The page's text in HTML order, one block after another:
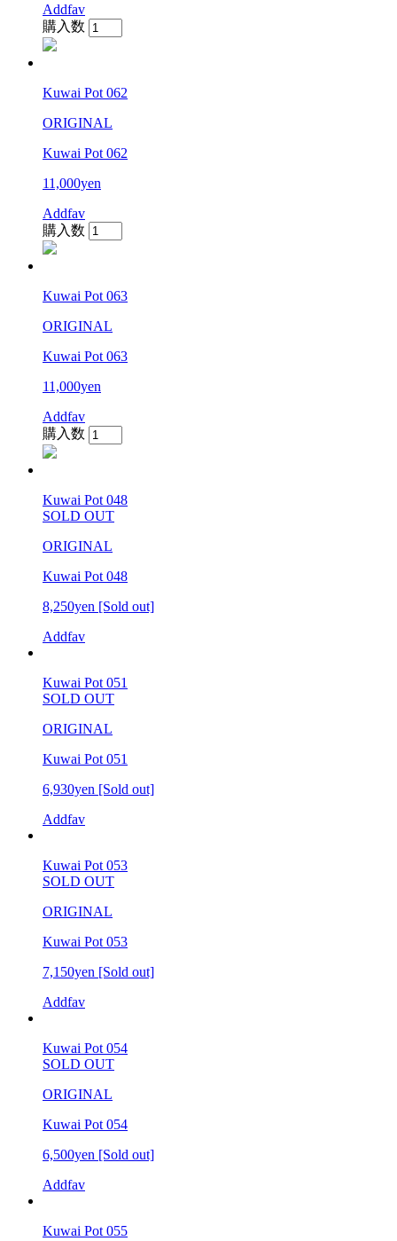
Addfav
購入数
Kuwai Pot 062
ORIGINAL
Kuwai Pot 062
11,000yen
Addfav
購入数
Kuwai Pot 063
ORIGINAL
Kuwai Pot 063
11,000yen
Addfav
購入数
Kuwai Pot 048
SOLD OUT
ORIGINAL
Kuwai Pot 048
8,250yen [Sold out]
Addfav
Kuwai Pot 051
SOLD OUT
ORIGINAL
Kuwai Pot 051
6,930yen [Sold out]
Addfav
Kuwai Pot 053
SOLD OUT
ORIGINAL
Kuwai Pot 053
7,150yen [Sold out]
Addfav
Kuwai Pot 054
SOLD OUT
ORIGINAL
Kuwai Pot 054
6,500yen [Sold out]
Addfav
Kuwai Pot 055